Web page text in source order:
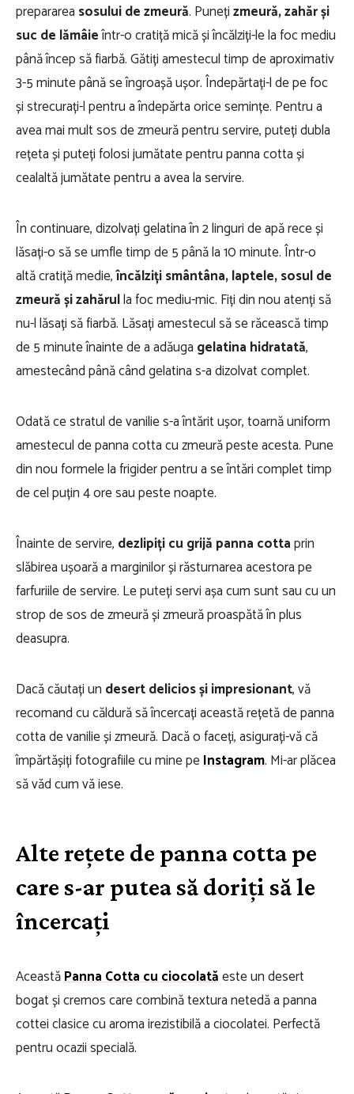
prepararea sosului de zmeură. Punețizmeură, zahăr și
suc de lămâieîntr-o cratiță mică și încălziți-le la foc mediu
până încep să fiarbă. Gătiți amestecul timp de aproximativ
3-5 minute până se îngroașă ușor. Îndepărtați-l de pe foc
și strecurați-l pentru a îndepărta orice semințe. Pentru a
avea mai mult sos de zmeură pentru servire, puteți dubla
rețeta și puteți folosi jumătate pentru panna cotta și
cealaltă jumătate pentru a avea la servire.
În continuare, dizolvați gelatina în 2 linguri de apă rece și
lăsați-o să se umfle timp de 5 până la 10 minute. Într-o
altă cratiță medie,încălziți smântâna, laptele, sosul de
zmeură și zahărulla foc mediu-mic. Fiți din nou atenți să
nu-l lăsați să fiarbă. Lăsați amestecul să se răcească timp
de 5 minute înainte de a adăuga gelatina hidratată,
amestecând până când gelatina s-a dizolvat complet.
Odată ce stratul de vanilie s-a întărit ușor, toarnă uniform
amestecul de panna cotta cu zmeură peste acesta. Pune
din nou formele la frigider pentru a se întări complet timp
de cel puțin 4 ore sau peste noapte.
Înainte de servire, dezlipiți cu grijă panna cottaprin
slăbirea ușoară a marginilor și răsturnarea acestora pe
farfuriile de servire. Le puteți servi așa cum sunt sau cu un
strop de sos de zmeură și zmeură proaspătă în plus
deasupra.
Dacă căutați un desert delicios și impresionant, vă
recomand cu căldură să încercați această rețetă de panna
cotta de vanilie și zmeură. Dacă o faceți, asigurați-vă că
împărtășiți fotografiile cu mine peInstagram. Mi-ar plăcea
să văd cum vă iese.
Alte rețete de panna cotta pe
care s-ar putea să doriți să le
încercați
AceastăPanna Cotta cu ciocolatăeste un desert
bogat și cremos care combină textura netedă a panna
cottei clasice cu aroma irezistibilă a ciocolatei. Perfectă
pentru ocazii specială.